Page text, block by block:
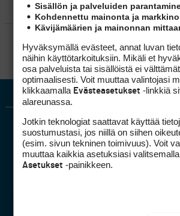
KILPAGOLF & HARJOITTELU
Sisällön ja palveluiden
Kohdennettu mainonta ja
Kävijämäärien ja mainonnan
Hyväksymällä evästeet, annat luvan
näihin käyttötarkoituksiin. Mikäli et
osa palveluista tai sisällöistä ei
optimaalisesti. Voit muuttaa valintojasi
klikkaamalla Evästeasetukset -linkkiä
alareunassa.
Jotkin teknologiat saattavat käyttää
suostumustasi, jos niillä on siihen
(esim. sivun tekninen toimivuus). Voit
muuttaa kaikkia asetuksiasi
Asetukset -painikkeen.